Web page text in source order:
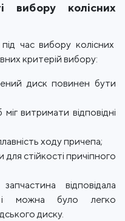
вибору колісних
час вибору колісних
критерій вибору:
диск повинен бути
витримати відповідні
ходу причепа;
стійкості причіпного
відповідала
і можна було легко
диску.